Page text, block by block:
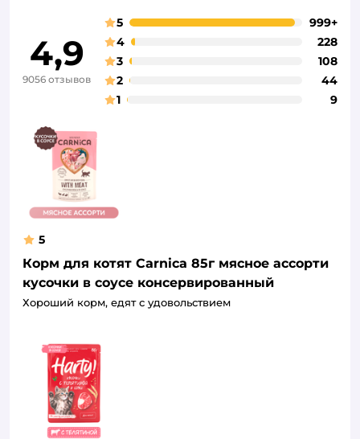
4,9
9056 отзывов
5
999+
4
228
3
108
2
44
1
9
5
Корм для котят Carnica 85г мясное ассорти
кусочки в соусе консервированный
Хороший корм, едят с удовольствием